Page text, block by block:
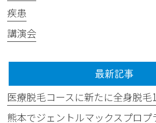
疾患
講演会
最新記事